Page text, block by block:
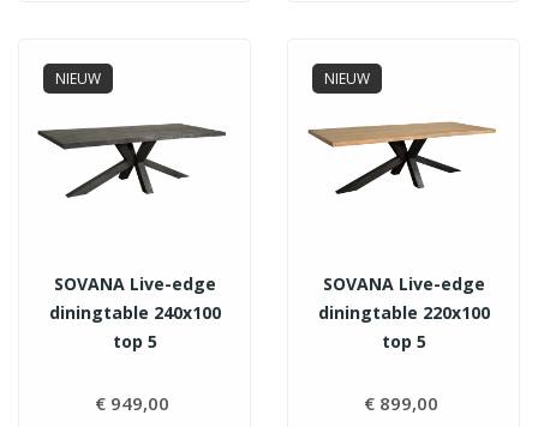
NIEUW
SOVANA Live-edge
diningtable 240x100
top 5
€ 949,00
NIEUW
SOVANA Live-edge
diningtable 220x100
top 5
€ 899,00